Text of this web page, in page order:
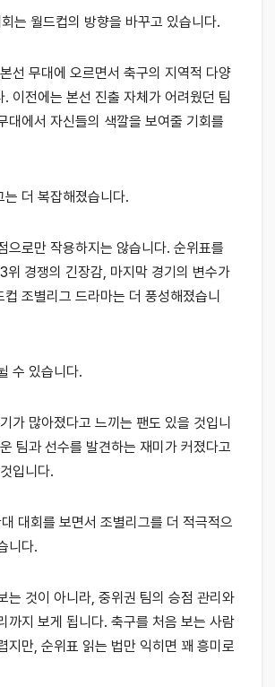
는 월드컵의 방향을 바꾸고 있습니다.
선 무대에 오르면서 축구의 지역적 다양
. 이전에는 본선 진출 자체가 어려웠던 팀
대에서 자신들의 색깔을 보여줄 기회를
는 더 복잡해졌습니다.
으로만 작용하지는 않습니다. 순위표를
위 경쟁의 긴장감, 마지막 경기의 변수가
컵 조별리그 드라마는 더 풍성해졌습니
수 있습니다.
가 많아졌다고 느끼는 팬도 있을 것입니
팀과 선수를 발견하는 재미가 커졌다고
입니다.
대회를 보면서 조별리그를 더 적극적으
니다.
는 것이 아니라, 중위권 팀의 승점 관리와
까지 보게 됩니다. 축구를 처음 보는 사람
지만, 순위표 읽는 법만 익히면 꽤 흥미로